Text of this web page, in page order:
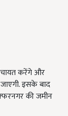
करेंगे और
इसके बाद
की जमीन